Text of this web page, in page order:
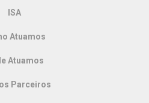
ISA
Atuamos
Atuamos
Parceiros